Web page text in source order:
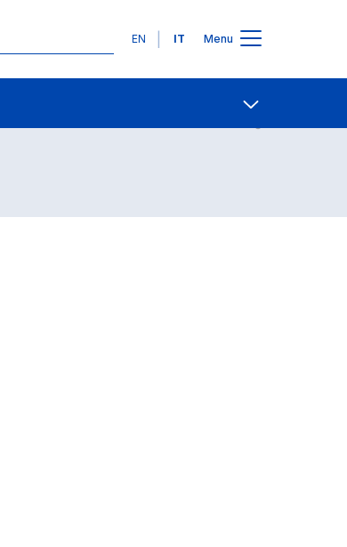
Lingue
EN IT Menu
Contatti